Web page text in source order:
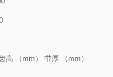
高 （mm） 带厚 （mm）